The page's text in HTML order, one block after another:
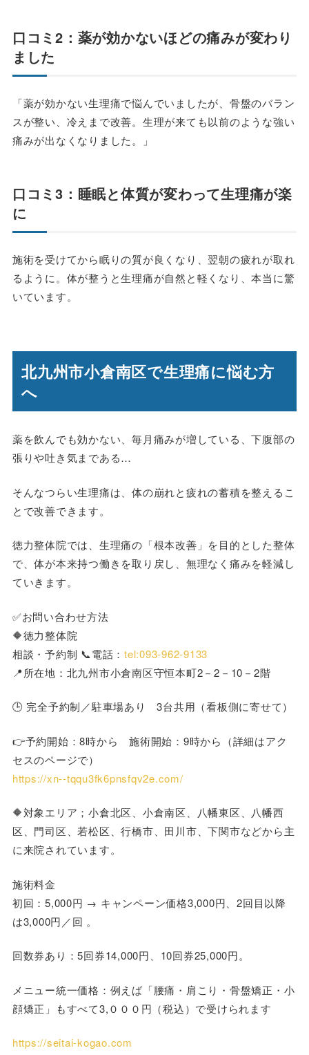
口コミ2：薬が効かないほどの痛みが変わり
ました
「薬が効かない生理痛で悩んでいましたが、骨盤のバラン
スが整い、冷えまで改善。生理が来ても以前のような強い
痛みが出なくなりました。」
口コミ3：睡眠と体質が変わって生理痛が楽
に
施術を受けてから眠りの質が良くなり、翌朝の疲れが取れ
るように。体が整うと生理痛が自然と軽くなり、本当に驚
いています。
北九州市小倉南区で生理痛に悩む方
へ
薬を飲んでも効かない、毎月痛みが増している、下腹部の
張りや吐き気まである…
そんなつらい生理痛は、体の崩れと疲れの蓄積を整えるこ
とで改善できます。
徳力整体院では、生理痛の「根本改善」を目的とした整体
で、体が本来持つ働きを取り戻し、無理なく痛みを軽減し
ていきます。
✅お問い合わせ方法
🔶徳力整体院
相談・予約制 📞電話：tel:093-962-9133
📍所在地：北九州市小倉南区守恒本町2－2－10－2階
🕒 完全予約制／駐車場あり 3台共用（看板側に寄せて）
👉予約開始：8時から 施術開始：9時から（詳細はアク
セスのページで）
https://xn--tqqu3fk6pnsfqv2e.com/
🔶対象エリア；小倉北区、小倉南区、八幡東区、八幡西
区、門司区、若松区、行橋市、田川市、下関市などから主
に来院されています。
施術料金
初回：5,000円 → キャンペーン価格3,000円、2回目以降
は3,000円／回 。
回数券あり：5回券14,000円、10回券25,000円。
メニュー統一価格：例えば「腰痛・肩こり・骨盤矯正・小
顔矯正」もすべて3,０００円（税込）で受けられます
https://seitai-kogao.com